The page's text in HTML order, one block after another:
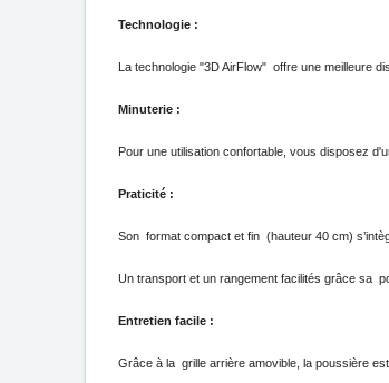
Technologie :
La technologie "3D AirFlow"  offre une meilleure
Minuterie :
Pour une utilisation confortable, vous disposez
Praticité :
Son  format compact et fin  (hauteur 40 cm)
Un transport et un rangement facilités grâce sa
Entretien facile :
Grâce à la  grille arrière amovible, la poussière